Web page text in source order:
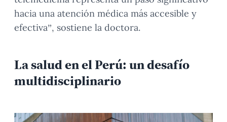
hacia una atención médica más accesible y
efectiva”, sostiene la doctora.
La salud en el Perú: un desafío
multidisciplinario